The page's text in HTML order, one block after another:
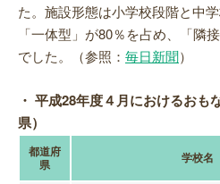
た。施設形態は小学校段階と中
「一体型」が80％を占め、「隣
でした。（参照： 毎日新聞）
・ 平成28年度４月におけるおも
県）
都道府
県
学校名